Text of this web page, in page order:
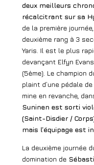
deux meilleurs
récalcitrant sur sa
de la première
deuxième rang à 3
Yaris. Il est le plus
devançant Elfyn
(5ème). Le champion
plaint d’une pédale
mine en revanche,
Suninen est sorti
(Saint-Disdier /
mais l’équipage est
La deuxième journée
domination de